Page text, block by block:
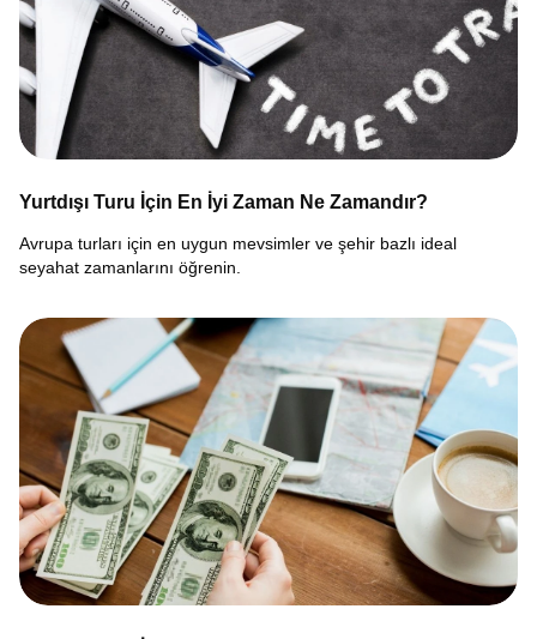
Yurtdışı Turu İçin En İyi Zaman Ne Zamandır?
Avrupa turları için en uygun mevsimler ve şehir bazlı ideal
seyahat zamanlarını öğrenin.